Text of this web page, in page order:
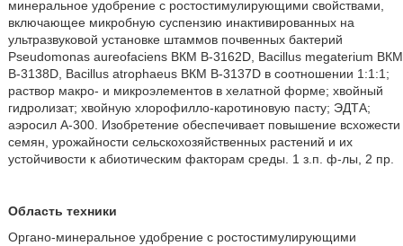
минеральное удобрение с ростостимулирующими свойствами,
включающее микробную суспензию инактивированных на
ультразвуковой установке штаммов почвенных бактерий
Pseudomonas aureofaciens ВКМ B-3162D, Bacillus megaterium ВКМ
B-3138D, Bacillus atrophaeus ВКМ B-3137D в соотношении 1:1:1;
раствор макро- и микроэлементов в хелатной форме; хвойный
гидролизат; хвойную хлорофилло-каротиновую пасту; ЭДТА;
аэросил А-300. Изобретение обеспечивает повышение всхожести
семян, урожайности сельскохозяйственных растений и их
устойчивости к абиотическим факторам среды. 1 з.п. ф-лы, 2 пр.
Область техники
Органо-минеральное удобрение с ростостимулирующими